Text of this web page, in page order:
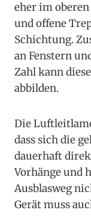
eher im
und offene
Schichtung.
an Fenstern
Zahl kann
abbilden.
Die
dass sich die
dauerhaft
Vorhänge und
Ausblasweg
Gerät muss